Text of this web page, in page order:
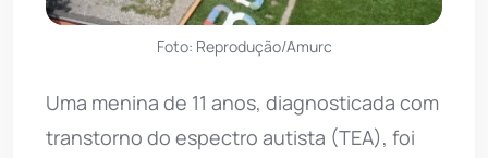
Foto: Reprodução/Amurc
Uma menina de 11 anos, diagnosticada com
transtorno do espectro autista (TEA), foi